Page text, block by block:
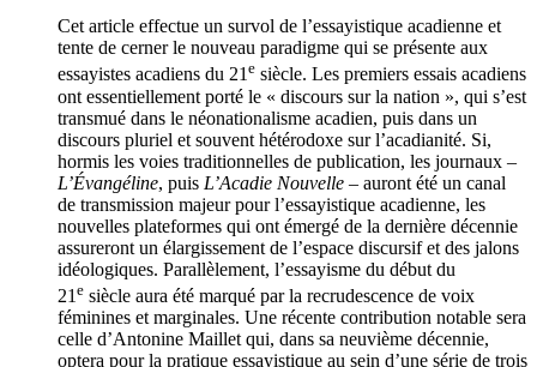
Cet article effectue un survol de l’essayistique acadienne et
tente de cerner le nouveau paradigme qui se présente aux
essayistes acadiens du 21e siècle. Les premiers essais acadiens
ont essentiellement porté le « discours sur la nation », qui s’est
transmué dans le néonationalisme acadien, puis dans un
discours pluriel et souvent hétérodoxe sur l’acadianité. Si,
hormis les voies traditionnelles de publication, les journaux –
L’Évangéline, puis L’Acadie Nouvelle – auront été un canal
de transmission majeur pour l’essayistique acadienne, les
nouvelles plateformes qui ont émergé de la dernière décennie
assureront un élargissement de l’espace discursif et des jalons
idéologiques. Parallèlement, l’essayisme du début du
21 e siècle aura été marqué par la recrudescence de voix
féminines et marginales. Une récente contribution notable sera
celle d’Antonine Maillet qui, dans sa neuvième décennie,
optera pour la pratique essayistique au sein d’une série de trois